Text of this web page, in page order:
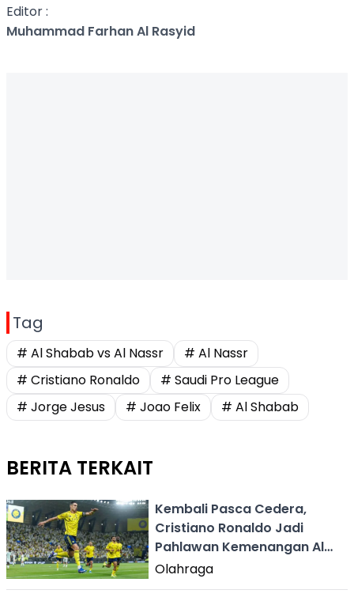
Editor :
Muhammad Farhan Al Rasyid
Tag
# Al Shabab vs Al Nassr
# Al Nassr
# Cristiano Ronaldo
# Saudi Pro League
# Jorge Jesus
# Joao Felix # Al Shabab
BERITA TERKAIT
Kembali Pasca Cedera,
Cristiano Ronaldo Jadi
Pahlawan Kemenangan Al
Nassr
Olahraga